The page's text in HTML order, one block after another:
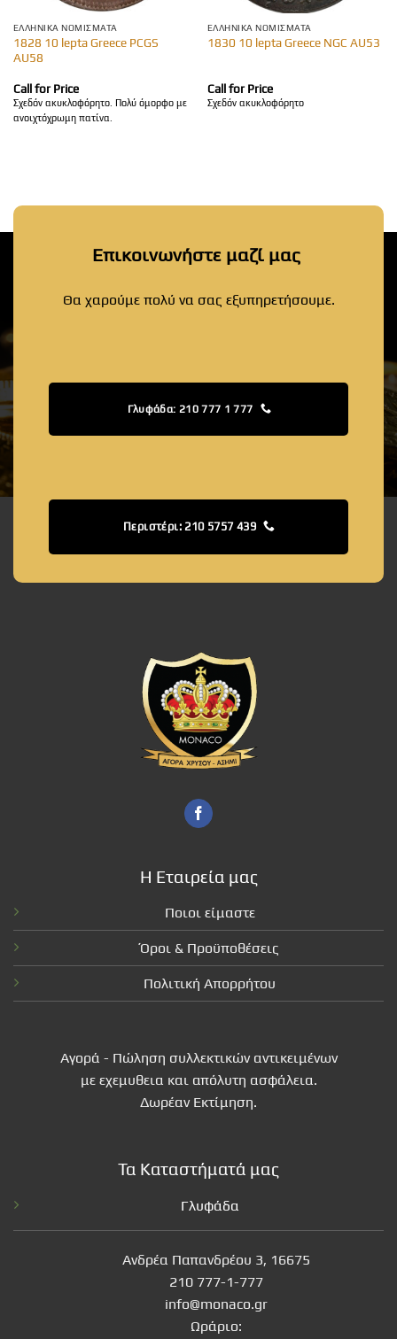
ΕΛΛΗΝΙΚΆ ΝΟΜΊΣΜΑΤΑ
1828 10 lepta Greece PCGS
AU58
Call for Price
Σχεδόν ακυκλοφόρητο. Πολύ όμορφο με
ανοιχτόχρωμη πατίνα.
ΕΛΛΗΝΙΚΆ ΝΟΜΊΣΜΑΤΑ
1830 10 lepta Greece NGC AU53
Call for Price
Σχεδόν ακυκλοφόρητο
Επικοινωνήστε μαζί μας
Θα χαρούμε πολύ να σας εξυπηρετήσουμε.
Γλυφάδα: 210 777 1 777
Περιστέρι: 210 5757 439
Η Εταιρεία μας
Ποιοι είμαστε
Όροι & Προϋποθέσεις
Πολιτική Απορρήτου
Αγορά - Πώληση συλλεκτικών αντικειμένων
με εχεμυθεια και απόλυτη ασφάλεια.
Δωρέαν Εκτίμηση.
Τα Καταστήματά μας
Γλυφάδα
Ανδρέα Παπανδρέου 3, 16675
210 777-1-777
info@monaco.gr
Ωράριο: